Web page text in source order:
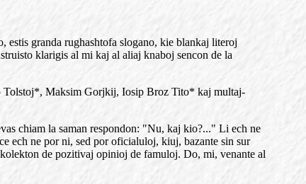
granda rughashtofa slogano, kie blankaj literoj
klarigis al mi kaj al aliaj knaboj sencon de la
Tolstoj*, Maksim Gorjkij, Iosip Broz Tito* kaj multaj-
chiam la saman respondon: "Nu, kaj kio?..." Li ech ne
ech ne por ni, sed por oficialuloj, kiuj, bazante sin sur
de pozitivaj opinioj de famuloj. Do, mi, venante al